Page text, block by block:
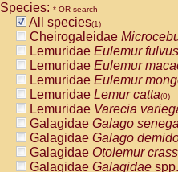
Species: * OR search
All species(1)
Cheirogaleidae
Lemuridae Eulemur fulvus
Lemuridae Eulemur
Lemuridae Eulemur
Lemuridae Lemur catta(0)
Lemuridae Varecia
Galagidae Galago
Galagidae Galago
Galagidae Otolemur
Galagidae Galagidae spp.